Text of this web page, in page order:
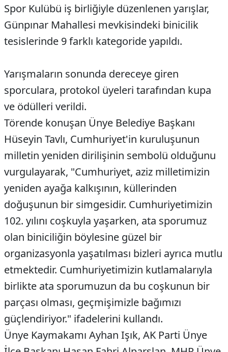
Spor Kulübü iş birliğiyle düzenlenen yarışlar,
Günpınar Mahallesi mevkisindeki binicilik
tesislerinde 9 farklı kategoride yapıldı.
Yarışmaların sonunda dereceye giren
sporculara, protokol üyeleri tarafından kupa
ve ödülleri verildi.
Törende konuşan Ünye Belediye Başkanı
Hüseyin Tavlı, Cumhuriyet'in kuruluşunun
milletin yeniden dirilişinin sembolü olduğunu
vurgulayarak, "Cumhuriyet, aziz milletimizin
yeniden ayağa kalkışının, küllerinden
doğuşunun bir simgesidir. Cumhuriyetimizin
102. yılını coşkuyla yaşarken, ata sporumuz
olan biniciliğin böylesine güzel bir
organizasyonla yaşatılması bizleri ayrıca mutlu
etmektedir. Cumhuriyetimizin kutlamalarıyla
birlikte ata sporumuzun da bu coşkunun bir
parçası olması, geçmişimizle bağımızı
güçlendiriyor." ifadelerini kullandı.
Ünye Kaymakamı Ayhan Işık, AK Parti Ünye